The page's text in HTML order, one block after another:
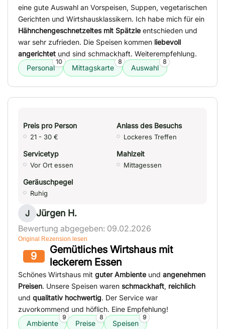
eine gute Auswahl an Vorspeisen, Suppen, vegetarischen
Gerichten und Wirtshausklassikern. Ich habe mich für ein
Hähnchengeschnetzeltes mit Spätzle entschieden und
war sehr zufrieden. Die Speisen kommen liebevoll
angerichtet und sind schmackhaft. Weiterempfehlung.
Personal
10
Mittagskarte
8
Auswahl
8
Preis pro Person
21 - 30 €
Anlass des Besuchs
Lockeres Treffen
Servicetyp
Vor Ort essen
Mahlzeit
Mittagessen
Geräuschpegel
Ruhig
J Jürgen H.
Bewertung abgegeben: 09.02.2026
Original Rezension lesen
9
Gemütliches Wirtshaus mit
leckerem Essen
Schönes Wirtshaus mit guter Ambiente und angenehmen
Preisen. Unsere Speisen waren schmackhaft, reichlich
und qualitativ hochwertig. Der Service war
zuvorkommend und höflich. Eine Empfehlung!
Ambiente
9
Preise
8
Speisen
9